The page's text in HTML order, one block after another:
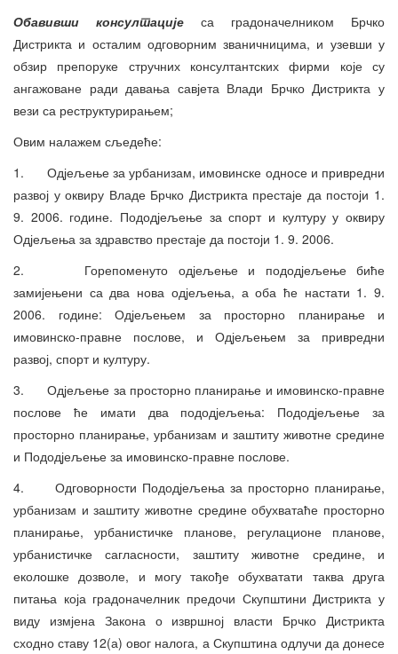
Обавивши консултације са градоначелником Брчко
Дистрикта и осталим одговорним званичницима, и узевши у
обзир препоруке стручних консултантских фирми које су
ангажоване ради давања савјета Влади Брчко Дистрикта у
вези са реструктурирањем;
Овим налажем сљедеће:
1. Одјељење за урбанизам, имовинске односе и привредни
развој у оквиру Владе Брчко Дистрикта престаје да постоји 1.
9. 2006. године. Пододјељење за спорт и културу у оквиру
Одјељења за здравство престаје да постоји 1. 9. 2006.
2. Горепоменуто одјељење и пододјељење биће
замијењени са два нова одјељења, а оба ће настати 1. 9.
2006. године: Одјељењем за просторно планирање и
имовинско-правне послове, и Одјељењем за привредни
развој, спорт и културу.
3. Одјељење за просторно планирање и имовинско-правне
послове ће имати два пододјељења: Пододјељење за
просторно планирање, урбанизам и заштиту животне средине
и Пододјељење за имовинско-правне послове.
4. Одговорности Пододјељења за просторно планирање,
урбанизам и заштиту животне средине обухватаће просторно
планирање, урбанистичке планове, регулационе планове,
урбанистичке сагласности, заштиту животне средине, и
еколошке дозволе, и могу такође обухватати таква друга
питања која градоначелник предочи Скупштини Дистрикта у
виду измјена Закона о извршној власти Брчко Дистрикта
сходно ставу 12(а) овог налога, а Скупштина одлучи да донесе